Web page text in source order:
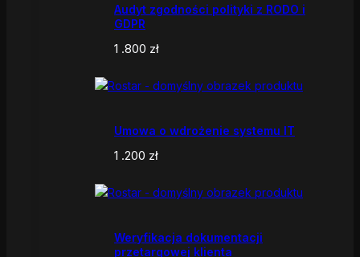
Audyt zgodności polityki z RODO i
GDPR
1 .800 zł
Umowa o wdrożenie systemu IT
1 .200 zł
Weryfikacja dokumentacji
przetargowej klienta